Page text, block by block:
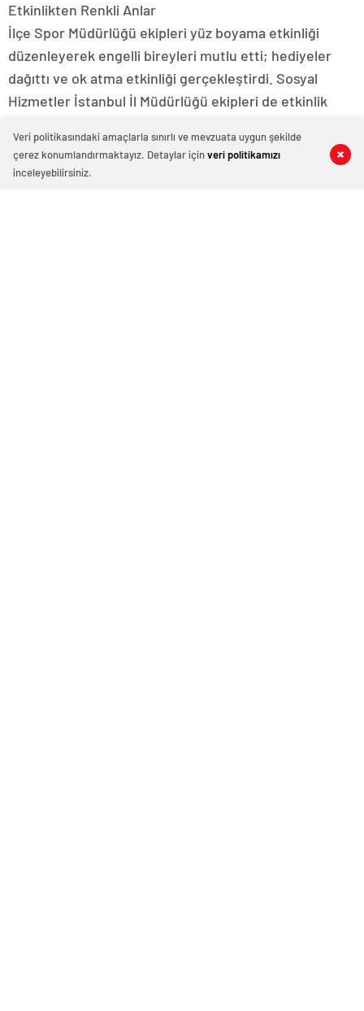
0 0
0 0
0 0
Etkinlikten Renkli Anlar
İlçe Spor Müdürlüğü ekipleri yüz boyama etkinliği
düzenleyerek engelli bireyleri mutlu etti; hediyeler
dağıttı ve ok atma etkinliği gerçekleştirdi. Sosyal
Hizmetler İstanbul İl Müdürlüğü ekipleri de etkinlik
hanımında katılımcılar ile çoçuklar ile birlikte yaptığı
Zumba gösterısı de büyük renk kattı Ünlü sanatçıların
Veri politikasındaki amaçlarla sınırlı ve mevzuata uygun şekilde
çerez konumlandırmaktayız. Detaylar içinveri politikamızı
inceleyebilirsiniz.